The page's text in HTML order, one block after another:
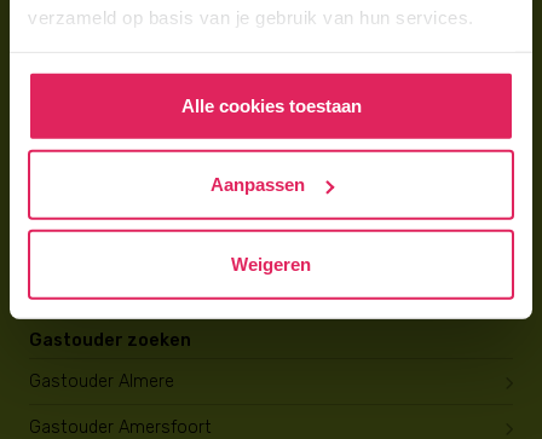
verzameld op basis van je gebruik van hun services.
Alle cookies toestaan
Aanpassen
Weigeren
Hoe vind ik gastkinderen?
Wat verdient een gastouder?
Gastouder zoeken
Gastouder Almere
Gastouder Amersfoort